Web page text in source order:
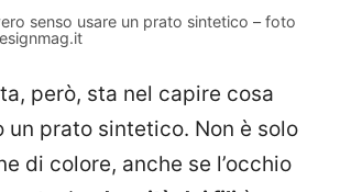
senso usare un prato sintetico – foto
però, sta nel capire cosa
un prato sintetico. Non è solo
di colore, anche se l’occhio